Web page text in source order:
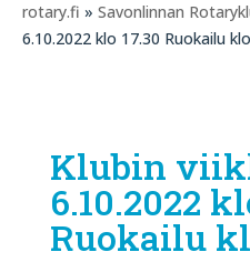
rotary.fi » Savonlinnan
6.10.2022 klo 17.30 Ruokailu
Klubin
6.10.2022
Ruokailu